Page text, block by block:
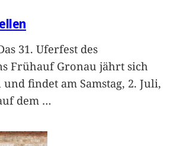
31. Uferfest des
Frühauf Gronau jährt sich
und findet am Samstag, 2. Juli,
dem …